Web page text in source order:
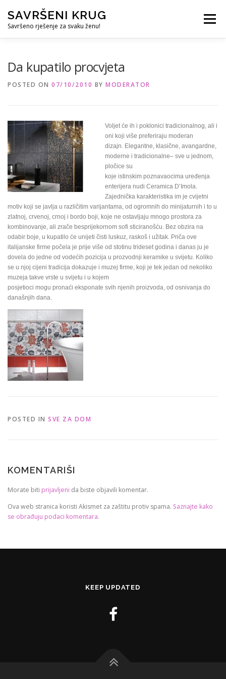
content
SAVRŠENI KRUG
Savršeno rješenje za svaku ženu!
Menu
Da kupatilo procvjeta
POSTED ON 07/10/2010 BY MODERATOR
Voljet će ih i poklonici tradicionalnog, ali i
oni koji više preferiraju moderan
dizajn. Elegantne, klasične, avangardne,
moderne i tradicionalne– sve u jednom,
pločice su
koje istinskim poznavaocima uređenja
enterijera nudi Ceramica D’Imola.
Zajednička karakteristika im je cvijetni
motiv koji se javlja u različitim varijantama, od ogromnih do minijaturnih i to u
zlatnoj, crvenoj, crnoj i bordo boji, koje ne ostavljaju mnogo prostora za
kombinovanje, ali zrače besprijekornom sofi sticiranošću. Bez obzira na
odabir boje, u kupatilo će unijeti čisti luskuz, raskoš i užitak. Priča ove
italijanske firme počela je prije više od stotinu trideset godina i danas ju je
dovela do jedne od vodećih pozicija u prozvodnji keramike u svijetu. Koliko
se u njoj cijeni tradicija dokazuje i muzej firme, koji je tek jedan od nekoliko
muzeja takve vrste u svijetu i u kojem
posjetioci mogu pronaći eksponate svih njenih proizvoda, od osnivanja do
današnjih dana.
POSTED IN SVE ZA DOM
KOMENTARIŠI
Morate biti prijavljeni da biste objavili komentar.
Ova web stranica koristi Akismet za zaštitu protiv spama. Saznajte kako
se obrađuju podaci komentara.
KEEP UPDATED